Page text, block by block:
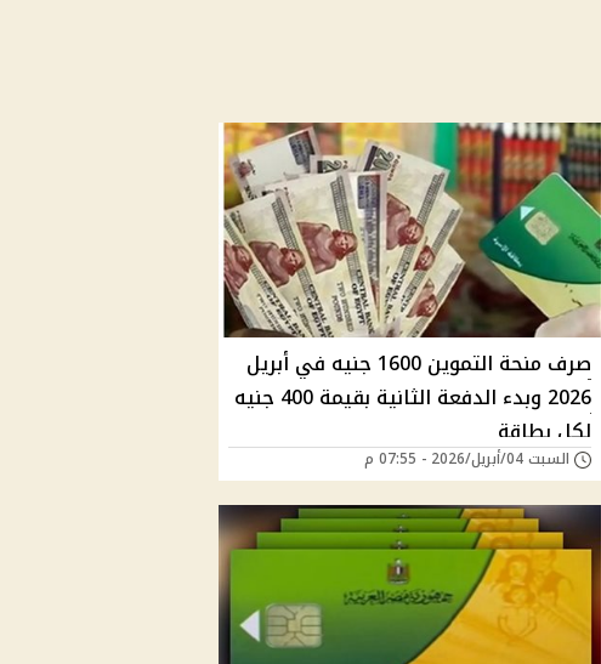
صرف منحة التموين 1600 جنيه في أبريل
2026 وبدء الدفعة الثانية بقيمة 400 جنيه
لكل بطاقة
السبت 04/أبريل/2026 - 07:55 م